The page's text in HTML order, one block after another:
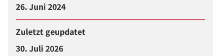
26. Juni 2024
Zuletzt geupdatet
30. Juli 2026